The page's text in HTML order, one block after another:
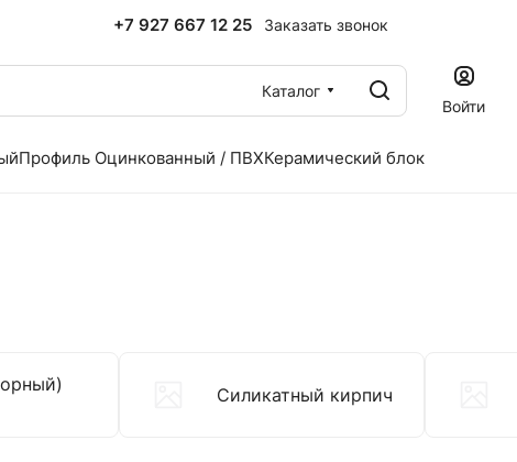
+7 927 667 12 25 Заказать звонок
Каталог
Войти
Профиль Оцинкованный / ПВХКерамический блок
Силикатный кирпич